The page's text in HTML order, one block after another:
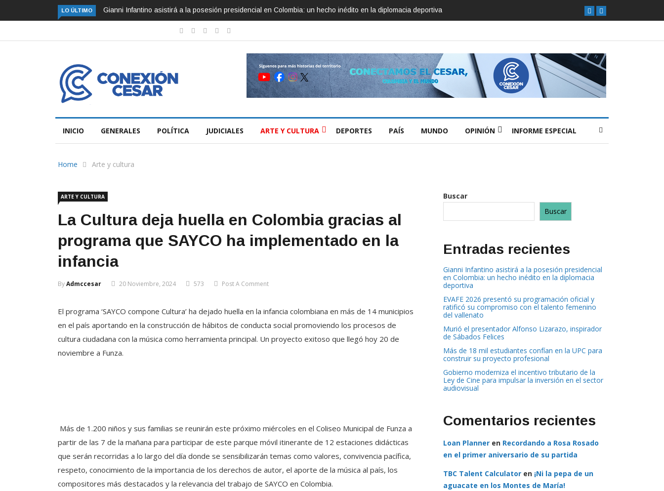
LO ÚLTIMO Gianni Infantino asistirá a la posesión presidencial en Colombia: un hecho inédito en la diplomacia deportiva
INICIO GENERALES POLÍTICA JUDICIALES ARTE Y CULTURA DEPORTES PAÍS MUNDO OPINIÓN INFORME ESPECIAL
Home Arte y cultura
ARTE Y CULTURA
La Cultura deja huella en Colombia gracias al
programa que SAYCO ha implementado en la
infancia
ByAdmccesar 20 Noviembre, 2024 573 Post A Comment
El programa ‘SAYCO compone Cultura’ ha dejado huella en la infancia colombiana en más de 14 municipios
en el país aportando en la construcción de hábitos de conducta social promoviendo los procesos de
cultura ciudadana con la música como herramienta principal. Un proyecto exitoso que llegó hoy 20 de
noviembre a Funza.
Más de 1.200 niños y sus familias se reunirán este próximo miércoles en el Coliseo Municipal de Funza a
partir de las 7 de la mañana para participar de este parque móvil itinerante de 12 estaciones didácticas
que serán recorridas a lo largo del día donde se sensibilizarán temas como valores, convivencia pacífica,
respeto, conocimiento de la importancia de los derechos de autor, el aporte de la música al país, los
compositores más destacados y la relevancia del trabajo de SAYCO en Colombia.
Buscar
Buscar
Entradas recientes
Gianni Infantino asistirá a la posesión presidencial
en Colombia: un hecho inédito en la diplomacia
deportiva
EVAFE 2026 presentó su programación oficial y
ratificó su compromiso con el talento femenino
del vallenato
Murió el presentador Alfonso Lizarazo, inspirador
de Sábados Felices
Más de 18 mil estudiantes confían en la UPC para
construir su proyecto profesional
Gobierno moderniza el incentivo tributario de la
Ley de Cine para impulsar la inversión en el sector
audiovisual
Comentarios recientes
Loan Planner en Recordando a Rosa Rosado
en el primer aniversario de su partida
TBC Talent Calculator en ¡Ni la pepa de un
aguacate en los Montes de María!